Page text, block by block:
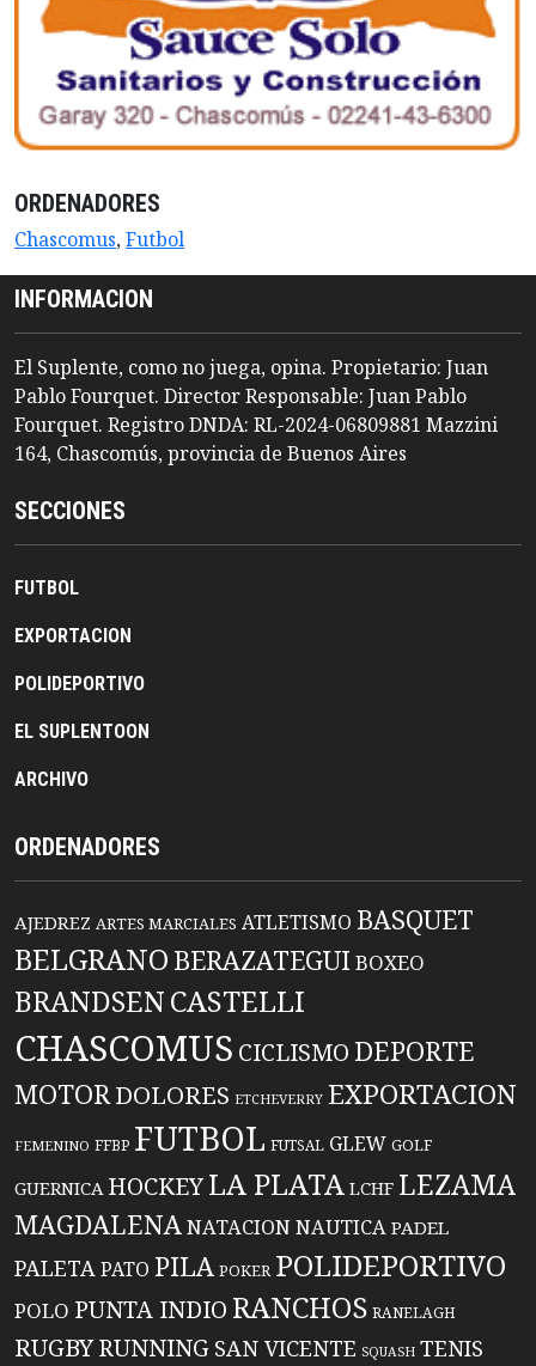
ORDENADORES
Chascomus,Futbol
INFORMACION
El Suplente, como no juega, opina. Propietario: Juan
Pablo Fourquet. Director Responsable: Juan Pablo
Fourquet. Registro DNDA: RL-2024-06809881 Mazzini
164, Chascomús, provincia de Buenos Aires
SECCIONES
FUTBOL
EXPORTACION
POLIDEPORTIVO
EL SUPLENTOON
ARCHIVO
ORDENADORES
AJEDREZ ARTES MARCIALES ATLETISMO BASQUET
BELGRANO BERAZATEGUIBOXEO
BRANDSENCASTELLI
CHASCOMUS CICLISMO DEPORTE
MOTORDOLORES ETCHEVERRY EXPORTACION
FEMENINO FFBP FUTBOL FUTSAL GLEW GOLF
GUERNICA HOCKEYLA PLATA LCHF LEZAMA
MAGDALENANATACIONNAUTICA PADEL
PALETAPATO PILA POKER POLIDEPORTIVO
POLO PUNTA INDIO RANCHOS RANELAGH
RUGBYRUNNING SAN VICENTE SQUASH TENIS